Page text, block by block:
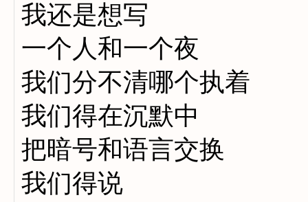
我还是想写
一个人和一个夜
我们分不清哪个执着
我们得在沉默中
把暗号和语言交换
我们得说